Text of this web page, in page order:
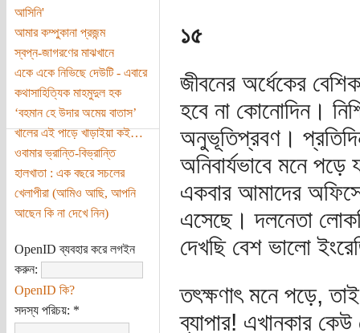
আসিনি'
আমার কম্পুকানা প্রজন্ম
স্বপ্ন-জাগরণের মাঝখানে
একে একে নিভিছে দেউটি - এবারে
কথাসাহিত্যিক মাহমুদুল হক
‘বহমান হে উদার অমেয় বাতাস’
খালের এই পাড়ে খাড়াইয়া কই…
ওবামার ভ্রান্তি-বিভ্রান্তি
হালখাতা : এক বছরে সচলের
খেলাপীরা (আমিও আছি, আপনি
আছেন কি না দেখে নিন)
OpenID ব্যবহার করে লগইন
করুন:
OpenID কি?
সদস্য পরিচয়: *
১৫
জীবনের অর্ধেকের
হবে না কোনোদিন।
অনুভূতিপ্রবণ।
অনিবার্যভাবে মনে
একবার আমাদের
এসেছে। দলনেতা
দেখছি বেশ ভালো
তৎক্ষণাৎ মনে পড়ে,
ব্যাপার! এখানকার